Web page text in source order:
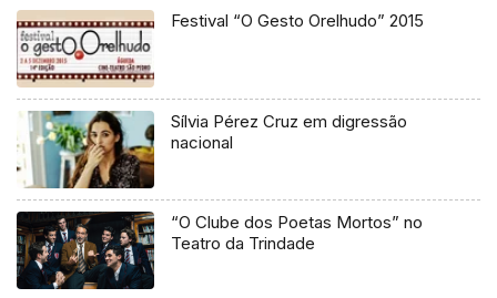
Festival “O Gesto Orelhudo” 2015
Sílvia Pérez Cruz em digressão
nacional
“O Clube dos Poetas Mortos” no
Teatro da Trindade